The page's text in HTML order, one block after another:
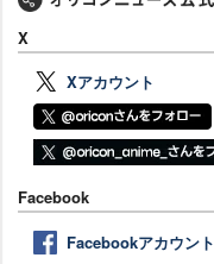
X
Xアカウント
Facebook
Facebookアカウント